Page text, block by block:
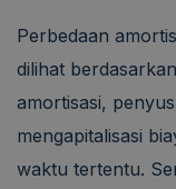
Perbedaan
dilihat
amortisasi,
mengapitalisasi
waktu tertentu.